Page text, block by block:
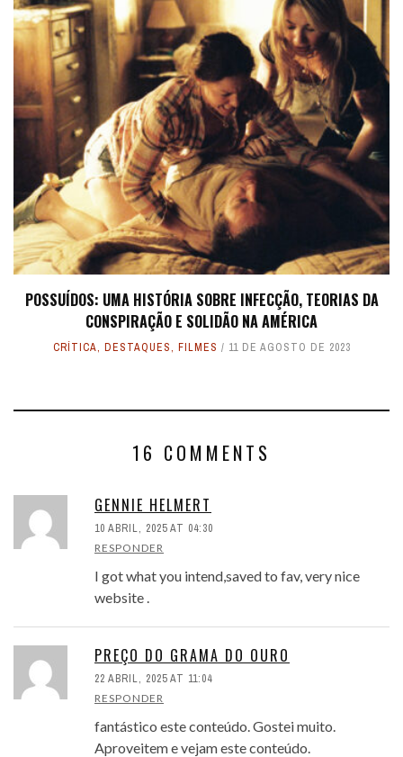
POSSUÍDOS: UMA HISTÓRIA SOBRE INFECÇÃO, TEORIAS DA
CONSPIRAÇÃO E SOLIDÃO NA AMÉRICA
CRÍTICA, DESTAQUES, FILMES 11 DE AGOSTO DE 2023
16 COMMENTS
GENNIE HELMERT
10 ABRIL, 2025 AT 04:30
RESPONDER
I got what you intend,saved to fav, very nice
website .
PREÇO DO GRAMA DO OURO
22 ABRIL, 2025 AT 11:04
RESPONDER
fantástico este conteúdo. Gostei muito.
Aproveitem e vejam este conteúdo.